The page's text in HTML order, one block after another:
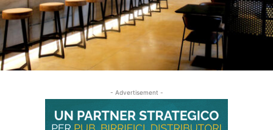
- Advertisement -